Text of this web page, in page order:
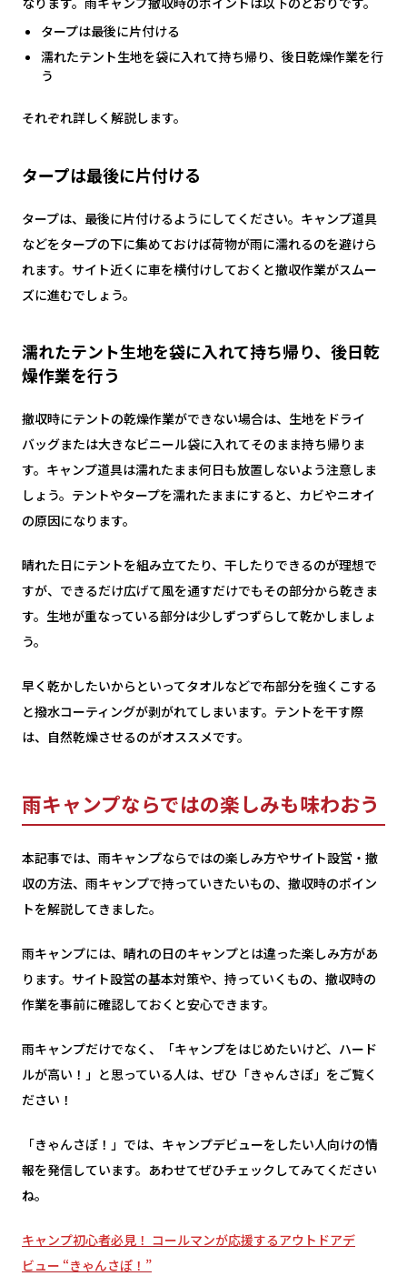
タープは最後に片付ける
濡れたテント生地を袋に入れて持ち帰り、後日乾燥作業を行
う
それぞれ詳しく解説します。
タープは最後に片付ける
タープは、最後に片付けるようにしてください。キャンプ道具
などをタープの下に集めておけば荷物が雨に濡れるのを避けら
れます。サイト近くに車を横付けしておくと撤収作業がスムー
ズに進むでしょう。
濡れたテント生地を袋に入れて持ち帰り、後日乾
燥作業を行う
撤収時にテントの乾燥作業ができない場合は、生地をドライ
バッグまたは大きなビニール袋に入れてそのまま持ち帰りま
す。キャンプ道具は濡れたまま何日も放置しないよう注意しま
しょう。テントやタープを濡れたままにすると、カビやニオイ
の原因になります。
晴れた日にテントを組み立てたり、干したりできるのが理想で
すが、できるだけ広げて風を通すだけでもその部分から乾きま
す。生地が重なっている部分は少しずつずらして乾かしましょ
う。
早く乾かしたいからといってタオルなどで布部分を強くこする
と撥水コーティングが剥がれてしまいます。テントを干す際
は、自然乾燥させるのがオススメです。
雨キャンプならではの楽しみも味わおう
本記事では、雨キャンプならではの楽しみ方やサイト設営・撤
収の方法、雨キャンプで持っていきたいもの、撤収時のポイン
トを解説してきました。
雨キャンプには、晴れの日のキャンプとは違った楽しみ方があ
ります。サイト設営の基本対策や、持っていくもの、撤収時の
作業を事前に確認しておくと安心できます。
雨キャンプだけでなく、「キャンプをはじめたいけど、ハード
ルが高い！」と思っている人は、ぜひ「きゃんさぽ」をご覧く
ださい！
「きゃんさぽ！」では、キャンプデビューをしたい人向けの情
報を発信しています。あわせてぜひチェックしてみてください
ね。
キャンプ初心者必見！ コールマンが応援するアウトドアデ
ビュー “きゃんさぽ！”